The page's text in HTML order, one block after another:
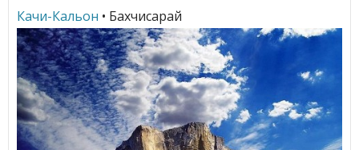
Качи-Кальон • Бахчисарай